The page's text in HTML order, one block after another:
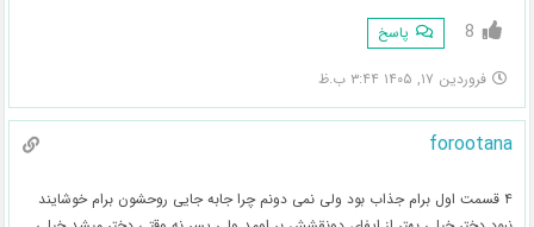
8 پاسخ
فروردین ۱۷, ۱۴۰۵ ۳:۴۴ ب.ظ
forootana
۴ قسمت اول برام جذاب بود ولی نمی دونم چرا جابه جایی روحشون برام خوشایند